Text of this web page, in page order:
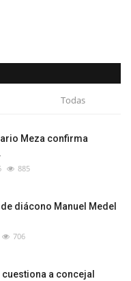
Todas
Meza confirma
885
diácono Manuel Medel
706
a concejal